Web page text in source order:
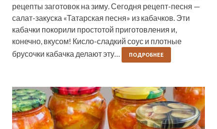
рецепты заготовок на зиму. Сегодня рецепт-песня —
салат-закуска «Татарская песня» из кабачков. Эти
кабачки покорили простотой приготовления и,
конечно, вкусом! Кисло-сладкий соус и плотные
брусочки кабачка делают эту…
ПОДРОБНЕЕ